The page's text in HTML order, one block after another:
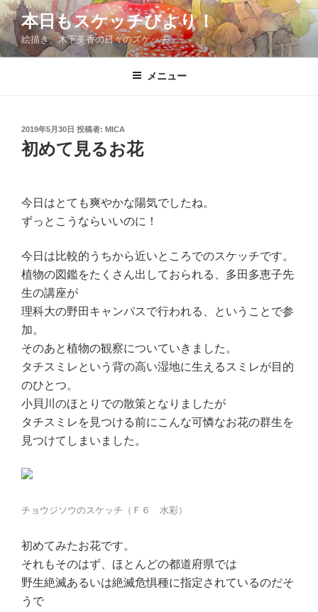
コ
ン
テ
ン
本日もスケッチびより！
絵描き、木下美香の日々のスケッチ
メニュー
投
稿
日:
2019年5月30日 投稿者: MICA
初めて見るお花
今日はとても爽やかな陽気でしたね。
ずっとこうならいいのに！
今日は比較的うちから近いところでのスケッチです。
植物の図鑑をたくさん出しておられる、多田多恵子先
生の講座が
理科大の野田キャンパスで行われる、ということで参
加。
そのあと植物の観察についていきました。
タチスミレという背の高い湿地に生えるスミレが目的
のひとつ。
小貝川のほとりでの散策となりましたが
タチスミレを見つける前にこんな可憐なお花の群生を
見つけてしまいました。
チョウジソウのスケッチ（Ｆ６ 水彩）
初めてみたお花です。
それもそのはず、ほとんどの都道府県では
野生絶滅あるいは絶滅危惧種に指定されているのだそ
うで